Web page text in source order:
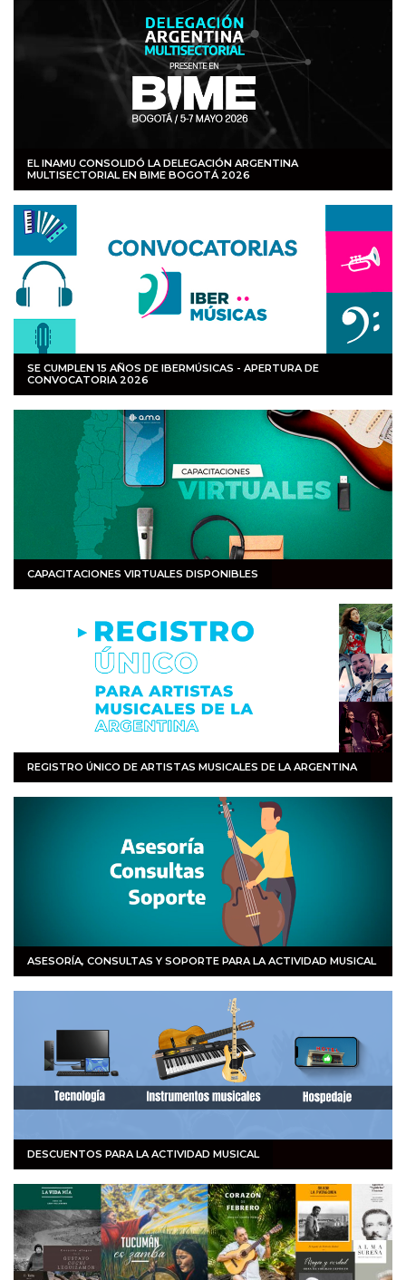
EL INAMU CONSOLIDÓ LA DELEGACIÓN ARGENTINA
MULTISECTORIAL EN BIME BOGOTÁ 2026
SE CUMPLEN 15 AÑOS DE IBERMÚSICAS - APERTURA DE
CONVOCATORIA 2026
CAPACITACIONES VIRTUALES DISPONIBLES
REGISTRO ÚNICO DE ARTISTAS MUSICALES DE LA ARGENTINA
ASESORÍA, CONSULTAS Y SOPORTE PARA LA ACTIVIDAD MUSICAL
DESCUENTOS PARA LA ACTIVIDAD MUSICAL